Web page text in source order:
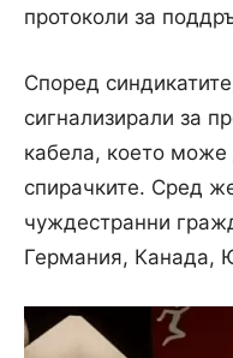
протоколи за
Според
сигнализирали за
кабела, което
спирачките. Сред
чуждестранни
Германия,